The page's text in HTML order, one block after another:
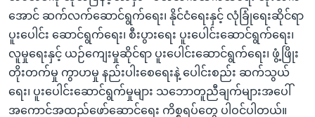
အောင် ဆက်လက်ဆောင်ရွက်ရေး၊ နိုင်ငံရေးနှင့် လုံခြုံရေးဆိုင်ရာ
ပူးပေါင်း ဆောင်ရွက်ရေး၊ စီးပွားရေး ပူးပေါင်းဆောင်ရွက်ရေး၊
လူမှုရေးနှင့် ယဉ်ကျေးမှုဆိုင်ရာ ပူးပေါင်းဆောင်ရွက်ရေး၊ ဖွံ့ဖြိုး
တိုးတက်မှု ကွာဟမှု နည်းပါးစေရေးနဲ့ ပေါင်းစည်း ဆက်သွယ်
ရေး၊ ပူးပေါင်းဆောင်ရွက်မှုများ သဘောတူညီချက်များအပေါ်
အကောင်အထည်ဖော်ဆောင်ရေး ကိစ္စရပ်တွေ ပါဝင်ပါတယ်။